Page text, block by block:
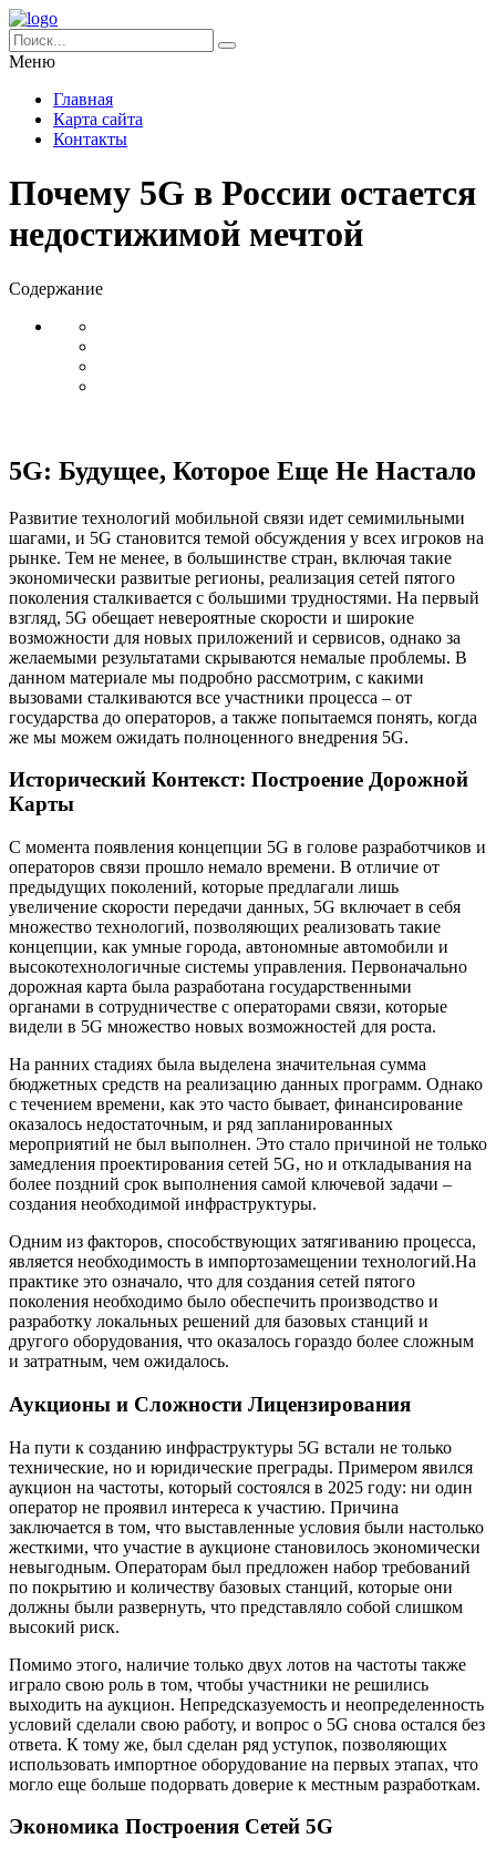
Меню
Главная
Карта сайта
Контакты
Почему 5G в России остается
недостижимой мечтой
Содержание
5G: Будущее, Которое Еще Не Настало
Развитие технологий мобильной связи идет семимильными
шагами, и 5G становится темой обсуждения у всех игроков на
рынке. Тем не менее, в большинстве стран, включая такие
экономически развитые регионы, реализация сетей пятого
поколения сталкивается с большими трудностями. На первый
взгляд, 5G обещает невероятные скорости и широкие
возможности для новых приложений и сервисов, однако за
желаемыми результатами скрываются немалые проблемы. В
данном материале мы подробно рассмотрим, с какими
вызовами сталкиваются все участники процесса – от
государства до операторов, а также попытаемся понять, когда
же мы можем ожидать полноценного внедрения 5G.
Исторический Контекст: Построение Дорожной
Карты
С момента появления концепции 5G в голове разработчиков и
операторов связи прошло немало времени. В отличие от
предыдущих поколений, которые предлагали лишь
увеличение скорости передачи данных, 5G включает в себя
множество технологий, позволяющих реализовать такие
концепции, как умные города, автономные автомобили и
высокотехнологичные системы управления. Первоначально
дорожная карта была разработана государственными
органами в сотрудничестве с операторами связи, которые
видели в 5G множество новых возможностей для роста.
На ранних стадиях была выделена значительная сумма
бюджетных средств на реализацию данных программ. Однако
с течением времени, как это часто бывает, финансирование
оказалось недостаточным, и ряд запланированных
мероприятий не был выполнен. Это стало причиной не только
замедления проектирования сетей 5G, но и откладывания на
более поздний срок выполнения самой ключевой задачи –
создания необходимой инфраструктуры.
Одним из факторов, способствующих затягиванию процесса,
является необходимость в импортозамещении технологий.На
практике это означало, что для создания сетей пятого
поколения необходимо было обеспечить производство и
разработку локальных решений для базовых станций и
другого оборудования, что оказалось гораздо более сложным
и затратным, чем ожидалось.
Аукционы и Сложности Лицензирования
На пути к созданию инфраструктуры 5G встали не только
технические, но и юридические преграды. Примером явился
аукцион на частоты, который состоялся в 2025 году: ни один
оператор не проявил интереса к участию. Причина
заключается в том, что выставленные условия были настолько
жесткими, что участие в аукционе становилось экономически
невыгодным. Операторам был предложен набор требований
по покрытию и количеству базовых станций, которые они
должны были развернуть, что представляло собой слишком
высокий риск.
Помимо этого, наличие только двух лотов на частоты также
играло свою роль в том, чтобы участники не решились
выходить на аукцион. Непредсказуемость и неопределенность
условий сделали свою работу, и вопрос о 5G снова остался без
ответа. К тому же, был сделан ряд уступок, позволяющих
использовать импортное оборудование на первых этапах, что
могло еще больше подорвать доверие к местным разработкам.
Экономика Построения Сетей 5G